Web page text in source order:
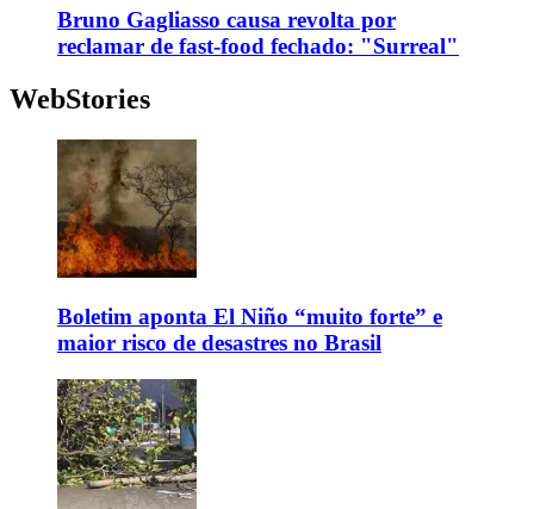
Bruno Gagliasso causa revolta por
reclamar de fast-food fechado: "Surreal"
WebStories
Boletim aponta El Niño “muito forte” e
maior risco de desastres no Brasil